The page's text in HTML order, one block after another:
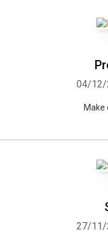
04/12/
Make
27/11/